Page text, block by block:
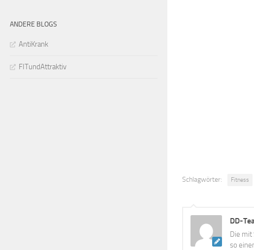
Schlagwörter: Fitness
DD-
Die mit
so
ANDERE BLOGS
AntiKrank
FITundAttraktiv